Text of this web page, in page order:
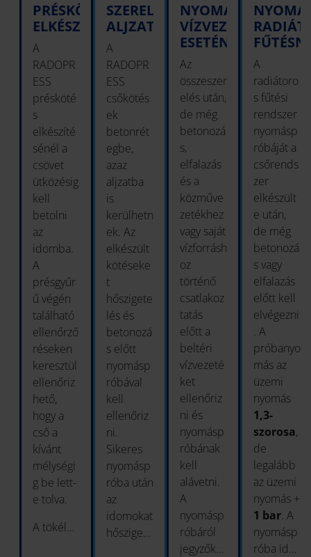
PRÉSKÖTÉS
ELKÉSZÍTÉSE
A
RADOPR
ESS
présköté
s
elkészíté
sénél a
csövet
ütközésig
kell
betolni
az
idomba.
A
présgyűr
ű végén
található
ellenőrző
réseken
keresztül
ellenőriz
hető,
hogy a
cső a
kívánt
mélységi
g be lett-
e tolva.
A tökél…
SZERELÉS
ALJZATBAN
A
RADOPR
ESS
csőkötés
ek
betonrét
egbe,
azaz
aljzatba
is
kerülhetn
ek. Az
elkészült
kötéseke
t
hőszigete
lés és
betonozá
s előtt
nyomásp
róbával
kell
ellenőriz
ni.
Sikeres
nyomásp
róba után
az
idomokat
hőszige…
NYOMÁSPRÓBA
VÍZVEZETÉK
ESETÉN
Az
összeszer
elés után,
de még
betonozá
s,
elfalazás
és a
közműve
zetékhez
vagy saját
vízforrásh
oz
történő
csatlakoz
tatás
előtt a
beltéri
vízvezeté
ket
ellenőriz
ni és
nyomásp
róbának
kell
alávetni.
A
nyomásp
róbáról
jegyzők…
A
radiátoro
s fűtési
rendszer
nyomásp
róbáját a
csőrends
zer
elkészült
e után,
de még
betonozá
s vagy
elfalazás
előtt kell
elvégezni
. A
próbanyo
más az
üzemi
nyomás
1,3-
szorosa,
de
legalább
az üzemi
nyomás +
1 bar. A
nyomásp
róba id…